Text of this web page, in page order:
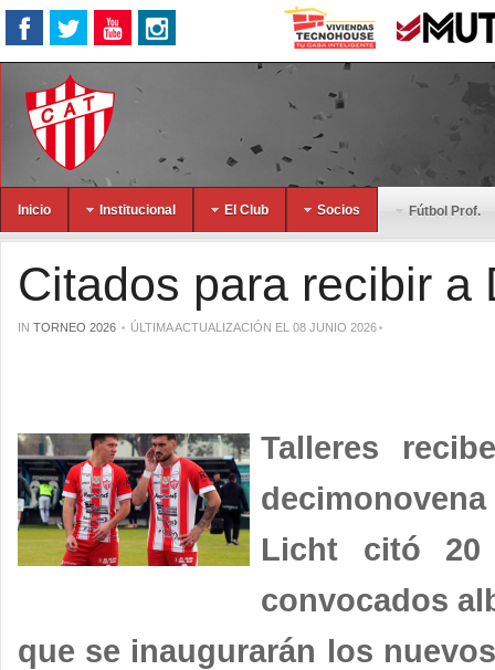
Inicio Institucional El Club Socios Fútbol Prof.
Citados para recibir a
IN TORNEO 2026 ÚLTIMA ACTUALIZACIÓN EL 08 JUNIO 2026
Talleres
Licht citó 20
convocados
que se inaugurarán los